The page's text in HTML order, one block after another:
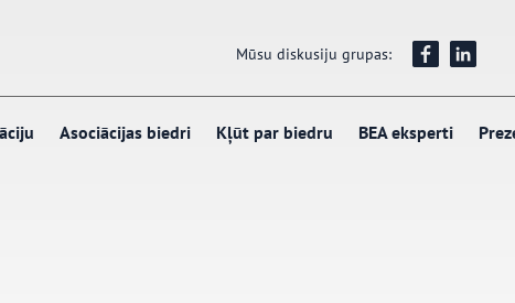
Mūsu diskusiju grupas:
Asociācijas biedri Kļūt par biedru BEA eksperti